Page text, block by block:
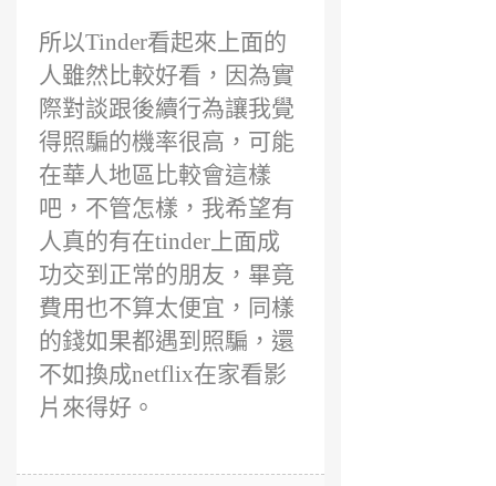
所以Tinder看起來上面的
人雖然比較好看，因為實
際對談跟後續行為讓我覺
得照騙的機率很高，可能
在華人地區比較會這樣
吧，不管怎樣，我希望有
人真的有在tinder上面成
功交到正常的朋友，畢竟
費用也不算太便宜，同樣
的錢如果都遇到照騙，還
不如換成netflix在家看影
片來得好。